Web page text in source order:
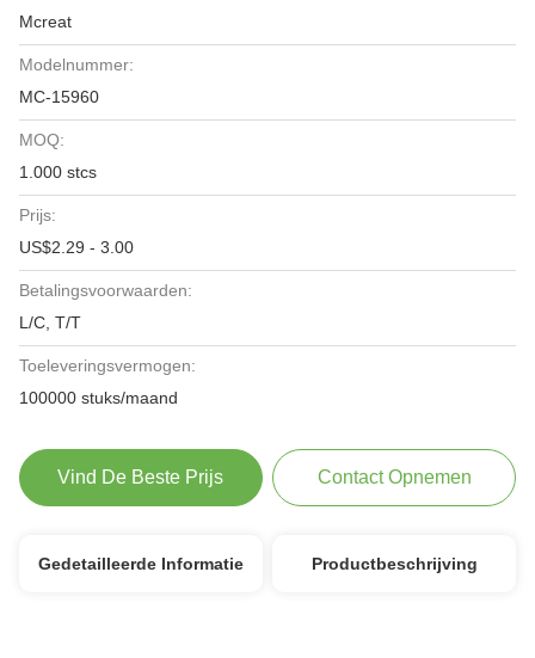
Mcreat
Modelnummer:
MC-15960
MOQ:
1.000 stcs
Prijs:
US$2.29 - 3.00
Betalingsvoorwaarden:
L/C, T/T
Toeleveringsvermogen:
100000 stuks/maand
Vind De Beste Prijs Contact Opnemen
Gedetailleerde Informatie Productbeschrijving